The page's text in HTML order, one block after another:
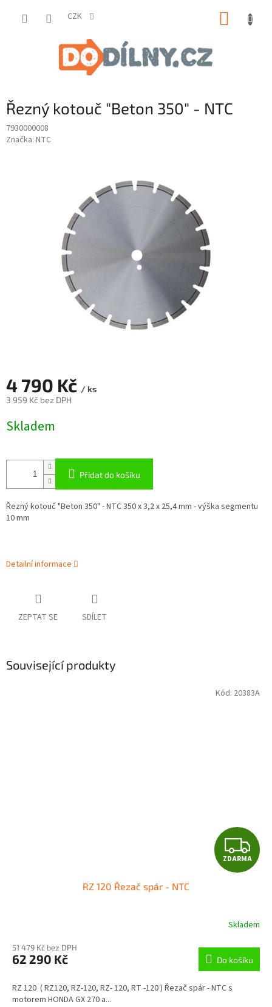
CZK
Řezný kotouč "Beton 350" - NTC
7930000008
Značka: NTC
4 790 Kč / ks
3 959 Kč bez DPH
cena:
Skladem
Přidat do košíku
Řezný kotouč "Beton 350" - NTC 350 x 3,2 x 25,4 mm - výška segmentu
10 mm
Detailní informace
ZEPTAT SE SDÍLET
Související produkty
Z
D
R
M
A
ZDARMA
RZ 120 Řezač spár - NTC
Skladem
51 479 Kč bez DPH
62 290 Kč Do košíku
RZ 120 ( RZ120, RZ-120, RZ- 120, RT -120 ) Řezač spár - NTC s
motorem HONDA GX 270 a...
Kód: 20383A